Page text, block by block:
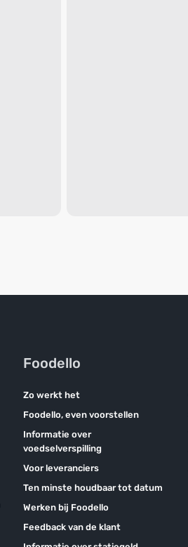
Foodello
Zo werkt het
Foodello, even voorstellen
Informatie over
voedselverspilling
Voor leveranciers
Ten minste houdbaar tot datum
Werken bij Foodello
Feedback van de klant